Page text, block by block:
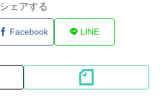
シェアする
Facebook LINE